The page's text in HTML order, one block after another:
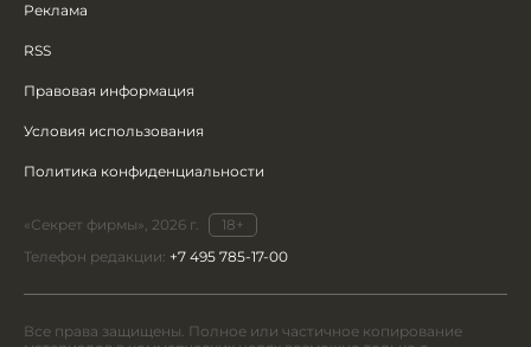
Реклама
RSS
Правовая информация
Условия использования
Политика конфиденциальности
«Секрет фирмы», 2026 г.
18+
Телефон редакции: +7 495 785-17-00
Все права защищены. Полное или частичное копирование